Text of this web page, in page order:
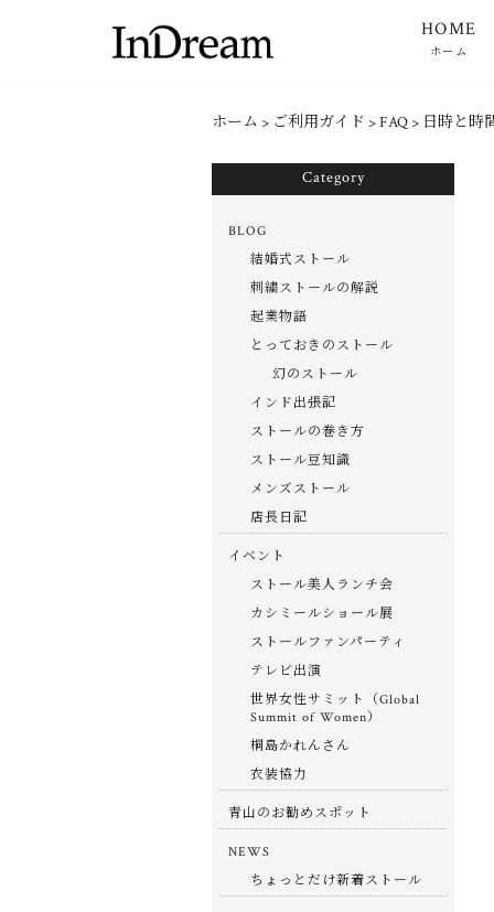
HOME
ホーム
ホーム > ご利用ガイド >FAQ > 日時と時
Category
BLOG
結婚式ストール
刺繍ストールの解説
起業物語
とっておきのストール
幻のストール
インド出張記
ストールの巻き方
ストール豆知識
メンズストール
店長日記
イベント
ストール美人ランチ会
カシミールショール展
ストールファンパーティ
テレビ出演
世界女性サミット（Global
Summit of Women）
桐島かれんさん
衣装協力
青山のお勧めスポット
NEWS
ちょっとだけ新着ストール